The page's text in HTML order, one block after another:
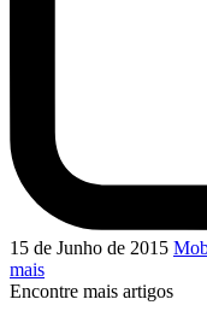
15 de Junho de 2015
mais
Encontre mais artigos